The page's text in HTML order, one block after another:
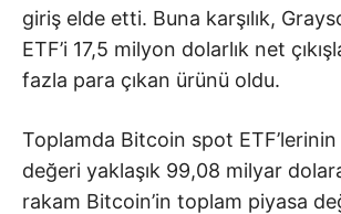
giriş elde etti. Buna karşılık,
ETF’i 17,5 milyon dolarlık net
fazla para çıkan ürünü oldu.
Toplamda Bitcoin spot ETF’lerinin
değeri yaklaşık 99,08 milyar
rakam Bitcoin’in toplam piyasa